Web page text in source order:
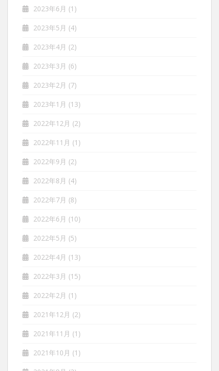
2023年6月 (1)
2023年5月 (4)
2023年4月 (2)
2023年3月 (6)
2023年2月 (7)
2023年1月 (13)
2022年12月 (2)
2022年11月 (1)
2022年9月 (2)
2022年8月 (4)
2022年7月 (8)
2022年6月 (10)
2022年5月 (5)
2022年4月 (13)
2022年3月 (15)
2022年2月 (1)
2021年12月 (2)
2021年11月 (1)
2021年10月 (1)